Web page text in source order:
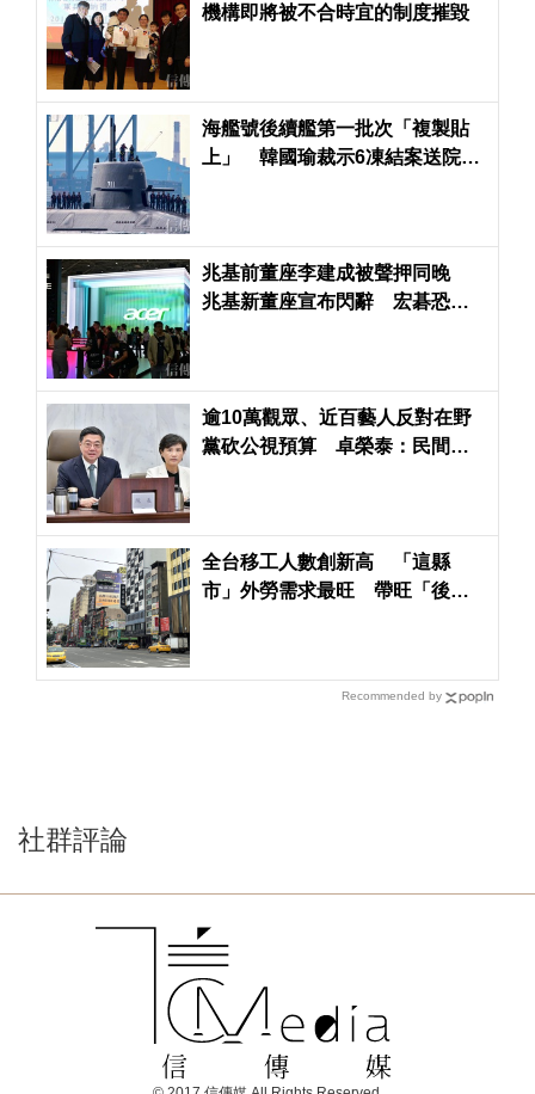
機構即將被不合時宜的制度摧毀
海艦號後續艦第一批次「複製貼
上」 韓國瑜裁示6凍結案送院會
兆基前董座李建成被聲押同晚
兆基新董座宣布閃辭 宏碁恐得
逾10萬觀眾、近百藝人反對在野
黨砍公視預算 卓榮泰：民間希
全台移工人數創新高 「這縣
市」外勞需求最旺 帶旺「後站
Recommended by
社群評論